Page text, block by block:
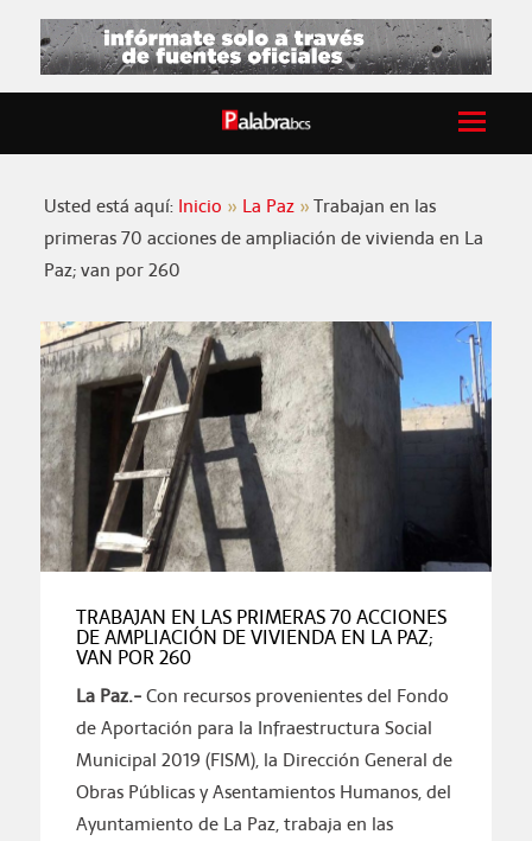
Usted está aquí: Inicio La Paz
Trabajan en las
primeras 70 acciones de ampliación de vivienda en La
Paz; van por 260
TRABAJAN EN LAS PRIMERAS 70 ACCIONES
DE AMPLIACIÓN DE VIVIENDA EN LA PAZ;
VAN POR 260
La Paz.-Con recursos provenientes del Fondo
de Aportación para la Infraestructura Social
Municipal 2019 (FISM), la Dirección General de
Obras Públicas y Asentamientos Humanos, del
Ayuntamiento de La Paz, trabaja en las